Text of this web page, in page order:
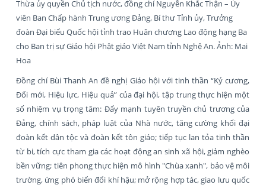
Thừa ủy quyền Chủ tịch nước, đồng chí Nguyễn Khắc Thận – Ủy
viên Ban Chấp hành Trung ương Đảng, Bí thư Tỉnh ủy, Trưởng
đoàn Đại biểu Quốc hội tỉnh trao Huân chương Lao động hạng Ba
cho Ban trị sự Giáo hội Phật giáo Việt Nam tỉnh Nghệ An. Ảnh: Mai
Hoa
Đồng chí Bùi Thanh An đề nghị Giáo hội với tinh thần “Kỷ cương,
Đổi mới, Hiệu lực, Hiệu quả” của đại hội, tập trung thực hiện một
số nhiệm vụ trọng tâm: Đẩy mạnh tuyên truyền chủ trương của
Đảng, chính sách, pháp luật của Nhà nước, tăng cường khối đại
đoàn kết dân tộc và đoàn kết tôn giáo; tiếp tục lan tỏa tinh thần
từ bi, tích cực tham gia các hoạt động an sinh xã hội, giảm nghèo
bền vững; tiên phong thực hiện mô hình "Chùa xanh", bảo vệ môi
trường, ứng phó biến đổi khí hậu; mở rộng hợp tác, giao lưu quốc